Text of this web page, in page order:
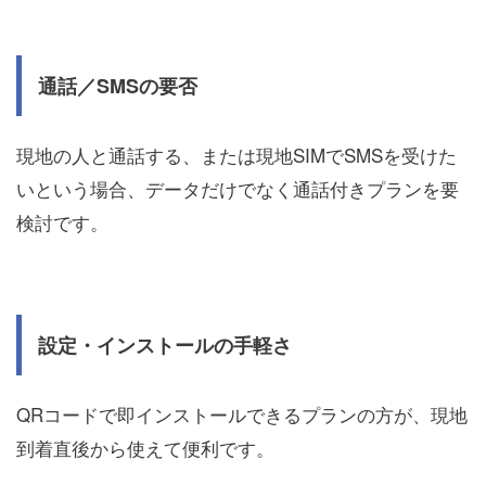
通話／SMSの要否
現地の人と通話する、または現地SIMでSMSを受けた
いという場合、データだけでなく通話付きプランを要
検討です。
設定・インストールの手軽さ
QRコードで即インストールできるプランの方が、現地
到着直後から使えて便利です。